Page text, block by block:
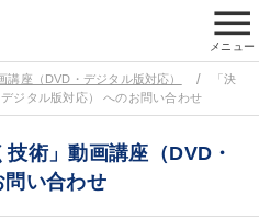
menu
メニュー
講座（DVD・デジタル版対応）
「決
ジタル版対応） へのお問い合わせ
技術」動画講座（DVD・
問い合わせ